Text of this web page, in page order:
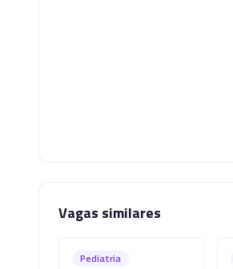
Vagas similares
Pediatria